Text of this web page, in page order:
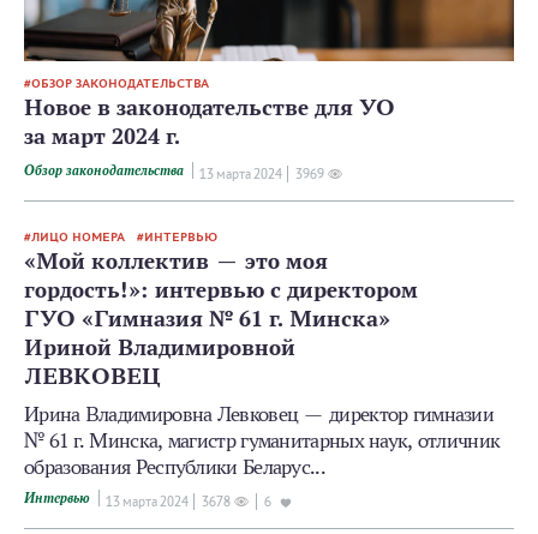
ОБЗОР ЗАКОНОДАТЕЛЬСТВА
Новое в законодательстве для УО
за март 2024 г.
Обзор законодательства 13 мартa 2024 3969
ЛИЦО НОМЕРА ИНТЕРВЬЮ
«Мой коллектив — это моя
гордость!»: интервью с директором
ГУО «Гимназия № 61 г. Минска»
Ириной Владимировной
ЛЕВКОВЕЦ
Ирина Владимировна Левковец — директор гимназии
№ 61 г. Минска, магистр гуманитарных наук, отличник
образования Республики Беларус...
Интервью 13 мартa 2024 3678 6